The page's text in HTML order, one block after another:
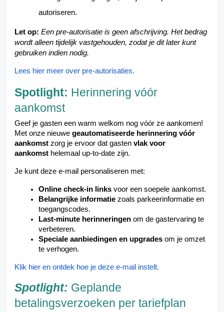
autoriseren.
Let op: Een pre-autorisatie is geen afschrijving. Het bedrag
wordt alleen tijdelijk vastgehouden, zodat je dit later kunt
gebruiken indien nodig.
Lees hier meer over pre-autorisaties.
Spotlight: Herinnering vóór
aankomst
Geef je gasten een warm welkom nog vóór ze aankomen!
Met onze nieuwe geautomatiseerde herinnering vóór
aankomst zorg je ervoor dat gasten vlak voor
aankomst helemaal up-to-date zijn.
Je kunt deze e-mail personaliseren met:
Online check-in links voor een soepele aankomst.
Belangrijke informatie zoals parkeerinformatie en
toegangscodes.
Last-minute herinneringen om de gastervaring te
verbeteren.
Speciale aanbiedingen en upgrades om je omzet
te verhogen.
Klik hier en ontdek hoe je deze e-mail instelt.
Spotlight: Geplande
betalingsverzoeken per tariefplan